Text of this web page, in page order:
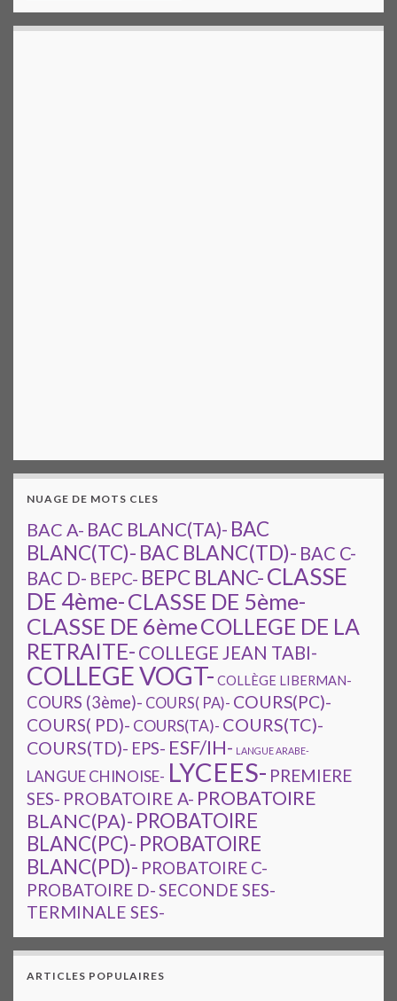
NUAGE DE MOTS CLES
BAC A- BAC BLANC(TA)- BAC
BLANC(TC)- BAC BLANC(TD)- BAC C-
BAC D- BEPC- BEPC BLANC-CLASSE
DE 4ème-CLASSE DE 5ème-
CLASSE DE 6èmeCOLLEGE DE LA
RETRAITE- COLLEGE JEAN TABI-
COLLEGE VOGT- COLLÈGE LIBERMAN-
COURS (3ème)- COURS( PA)- COURS(PC)-
COURS( PD)- COURS(TA)- COURS(TC)-
COURS(TD)- EPS- ESF/IH- LANGUE ARABE-
LANGUE CHINOISE- LYCEES- PREMIERE
SES- PROBATOIRE A- PROBATOIRE
BLANC(PA)- PROBATOIRE
BLANC(PC)- PROBATOIRE
BLANC(PD)- PROBATOIRE C-
PROBATOIRE D-SECONDE SES-
TERMINALE SES-
ARTICLES POPULAIRES